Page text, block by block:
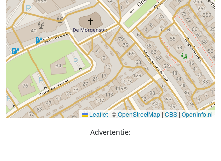
Leaflet | ©OpenStreetMap | CBS | OpenInfo.nl
Advertentie: